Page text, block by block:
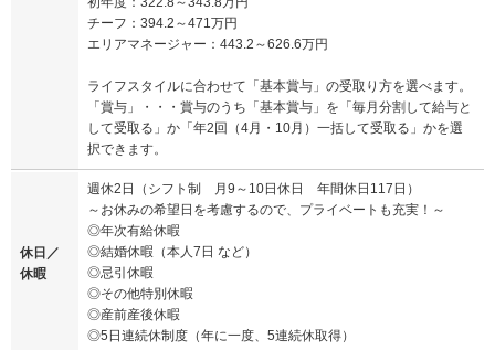
チーフ：394.2～471万円
エリアマネージャー：443.2～626.6万円
ライフスタイルに合わせて「基本賞与」の受取り方を選べます。
「賞与」・・・賞与のうち「基本賞与」を「毎月分割して給与と
して受取る」か「年2回（4月・10月）一括して受取る」かを選
択できます。
休日／
休暇
週休2日（シフト制 月9～10日休日 年間休日117日）
～お休みの希望日を考慮するので、プライベートも充実！～
◎年次有給休暇
◎結婚休暇（本人7日 など）
◎忌引休暇
◎その他特別休暇
◎産前産後休暇
◎5日連続休制度（年に一度、5連続休取得）